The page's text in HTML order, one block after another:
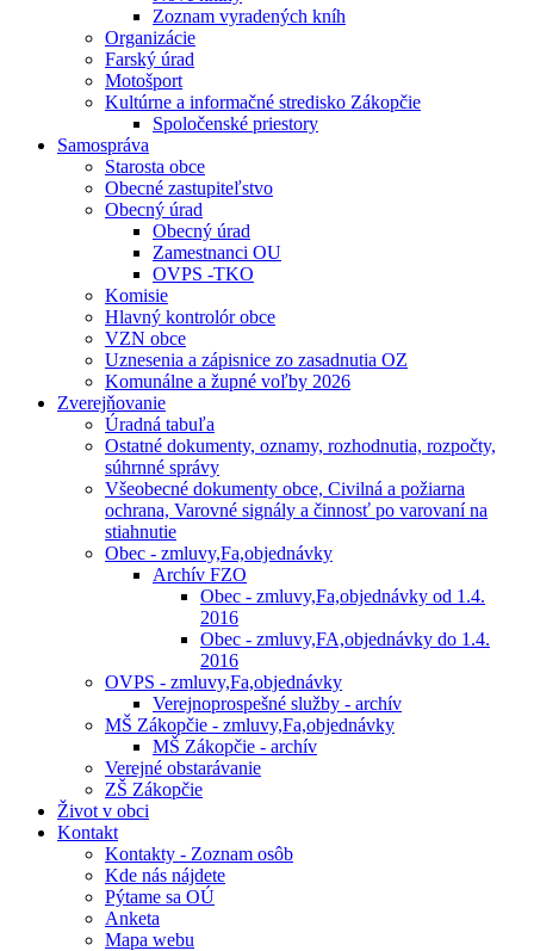
Zoznam vyradených kníh
Organizácie
Farský úrad
Motošport
Kultúrne a informačné stredisko Zákopčie
Spoločenské priestory
Samospráva
Starosta obce
Obecné zastupiteľstvo
Obecný úrad
Obecný úrad
Zamestnanci OU
OVPS -TKO
Komisie
Hlavný kontrolór obce
VZN obce
Uznesenia a zápisnice zo zasadnutia OZ
Komunálne a župné voľby 2026
Zverejňovanie
Úradná tabuľa
Ostatné dokumenty, oznamy, rozhodnutia, rozpočty,
súhrnné správy
Všeobecné dokumenty obce, Civilná a požiarna
ochrana, Varovné signály a činnosť po varovaní na
stiahnutie
Obec - zmluvy,Fa,objednávky
Archív FZO
Obec - zmluvy,Fa,objednávky od 1.4.
2016
Obec - zmluvy,FA,objednávky do 1.4.
2016
OVPS - zmluvy,Fa,objednávky
Verejnoprospešné služby - archív
MŠ Zákopčie - zmluvy,Fa,objednávky
MŠ Zákopčie - archív
Verejné obstarávanie
ZŠ Zákopčie
Život v obci
Kontakt
Kontakty - Zoznam osôb
Kde nás nájdete
Pýtame sa OÚ
Anketa
Mapa webu